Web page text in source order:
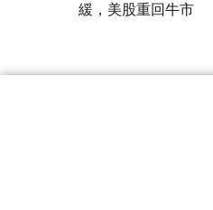
緩，美股重回牛市